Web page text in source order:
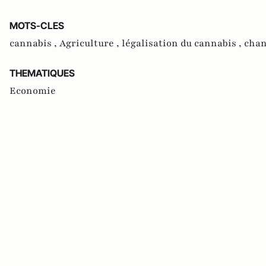
MOTS-CLES
cannabis , Agriculture , légalisation du cannabis ,
THEMATIQUES
Economie